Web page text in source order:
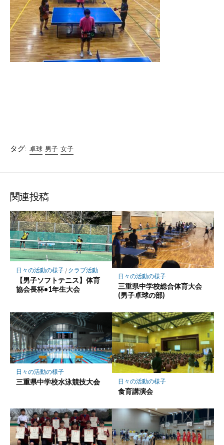
タグ: 卓球 男子 女子
関連投稿
日々の活動の様子/ クラブ活動
【男子ソフトテニス】体育
協会長杯•1年生大会
日々の活動の様子
三重県中学校総合体育大会
(男子卓球の部)
日々の活動の様子
三重県中学校水泳競技大会 日々の活動の様子
食育講演会